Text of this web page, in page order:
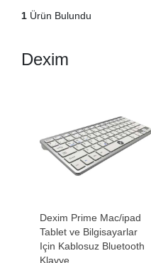
1 Ürün Bulundu
Dexim
Dexim Prime Mac/ipad
Tablet ve Bilgisayarlar
Için Kablosuz Bluetooth
Klavye